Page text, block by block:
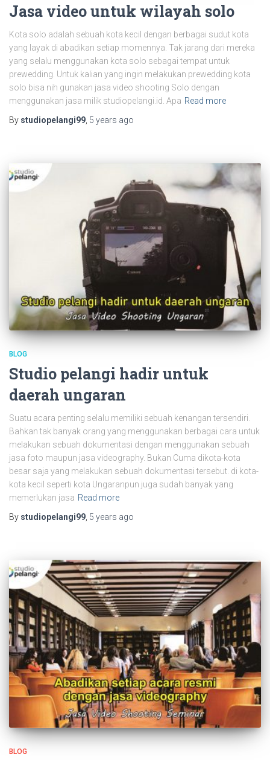
Jasa video untuk wilayah solo
Kota solo adalah sebuah kota kecil dengan berbagai sudut kota
yang layak di abadikan setiap momennya. Tak jarang dari mereka
yang selalu menggunakan kota solo sebagai tempat untuk
prewedding. Untuk kalian yang ingin melakukan prewedding kota
solo bisa nih gunakan jasa video shooting Solo dengan
menggunakan jasa milik studiopelangi.id. Apa Read more
By studiopelangi99 5 years ago
BLOG
Studio pelangi hadir untuk
daerah ungaran
Suatu acara penting selalu memiliki sebuah kenangan tersendiri.
Bahkan tak banyak orang yang menggunakan berbagai cara untuk
melakukan sebuah dokumentasi dengan menggunakan sebuah
jasa foto maupun jasa videography. Bukan Cuma dikota-kota
besar saja yang melakukan sebuah dokumentasi tersebut. di kota-
kota kecil seperti kota Ungaranpun juga sudah banyak yang
memerlukan jasa Read more
By studiopelangi99, 5 years ago
BLOG